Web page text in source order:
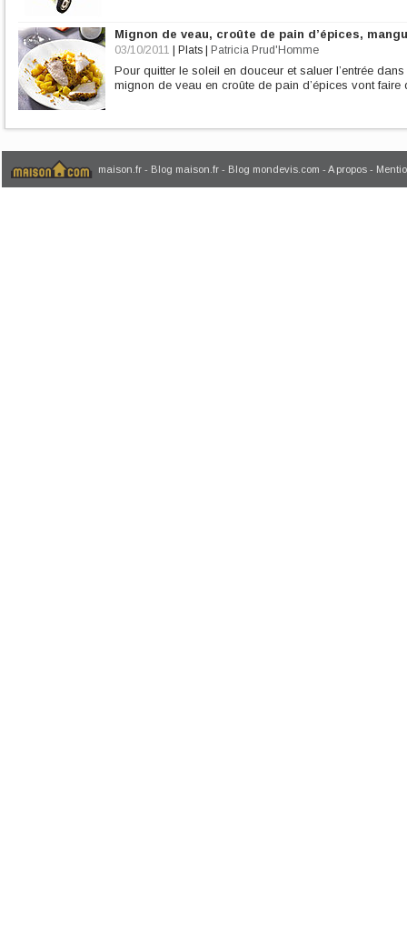
Mignon de veau, croûte de pain d’épices,
03/10/2011 Plats Patricia Prud'Homme
Pour quitter le soleil en douceur et saluer l’entrée
mignon de veau en croûte de pain d’épices vont
maison.fr - Blog maison.fr - Blog mondevis.com - A propos -